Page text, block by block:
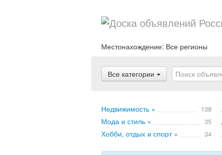
Местонахождение: Все регионы
Все категории
Недвижимость » 138
Мода и стиль » 35
Хобби, отдых и спорт » 34